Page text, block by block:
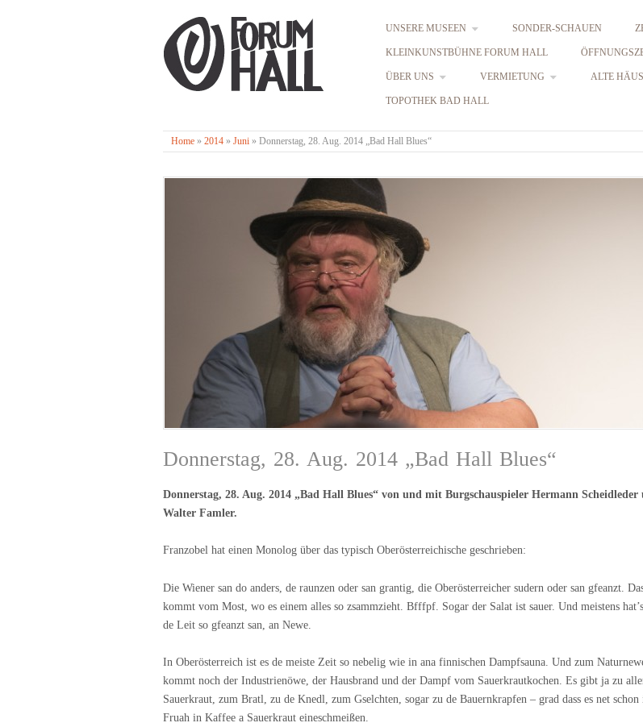
UNSERE MUSEEN SONDER-SCHAUEN
KLEINKUNSTBÜHNE FORUM HALL
ÜBER UNS VERMIETUNG ALTE
TOPOTHEK BAD HALL
Home » 2014 » Juni » Donnerstag, 28. Aug. 2014 „Bad Hall Blues“
Donnerstag, 28. Aug. 2014 „Bad Hall Blues“
Donnerstag, 28. Aug. 2014 „Bad Hall Blues“ von und mit Burgschauspieler Hermann Scheidleder
Walter Famler.
Franzobel hat einen Monolog über das typisch Oberösterreichische geschrieben:
Die Wiener san do anders, de raunzen oder san grantig, die Oberösterreicher sudern oder san gfeanzt.
kommt vom Most, wo es einem alles so zsammzieht. Bfffpf. Sogar der Salat ist sauer. Und meistens
de Leit so gfeanzt san, an Newe.
In Oberösterreich ist es de meiste Zeit so nebelig wie in ana finnischen Dampfsauna. Und zum
kommt noch der Industrienöwe, der Hausbrand und der Dampf vom Sauerkrautkochen. Es gibt ja zu
Sauerkraut, zum Bratl, zu de Knedl, zum Gselchten, sogar zu de Bauernkrapfen – grad dass es net schon
Fruah in Kaffee a Sauerkraut eineschmeißen.